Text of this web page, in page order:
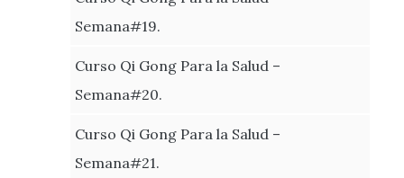
Semana#19.
Curso Qi Gong Para la Salud –
Semana#20.
Curso Qi Gong Para la Salud –
Semana#21.